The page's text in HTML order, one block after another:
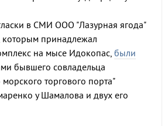
в СМИ ООО "Лазурная ягода"
принадлежал
на мысе Идокопас, были
бывшего совладельца
торгового порта"
у Шамалова и двух его